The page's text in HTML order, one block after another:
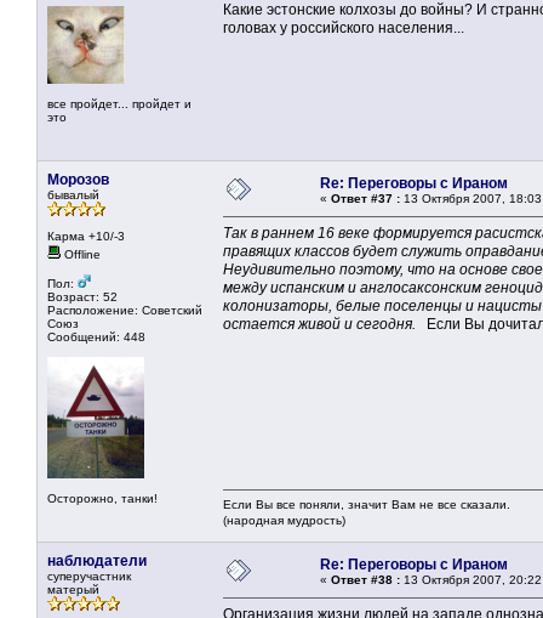
все пройдет... пройдет и
это
Какие эстонские колхозы до войны? И
головах у российского населения...
Морозов
бывалый
Карма +10/-3
Offline
Пол:
Возраст: 52
Расположение: Советский
Союз
Сообщений: 448
Осторожно, танки!
Re: Переговоры с Ираном
« Ответ #37 : 13 Октября 2007,
Так в раннем 16 веке формируется
правящих классов будет служить
Неудивительно поэтому, что на основе
между испанским и англосаксонским
колонизаторы, белые поселенцы и
остается живой и сегодня.
Если Вы
Если Вы все поняли, значит Вам не все сказали.
(народная мудрость)
наблюдатели
суперучастник
матерый
Re: Переговоры с Ираном
« Ответ #38 : 13 Октября 2007,